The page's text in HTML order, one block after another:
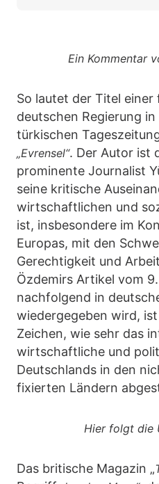
Ein Kommentar
So lautet der Titel
deutschen Regierung
türkischen
„Evrensel“. Der Autor ist
prominente Journalist
seine kritische
wirtschaftlichen und
ist, insbesondere im
Europas, mit den
Gerechtigkeit und
Özdemirs Artikel vom
nachfolgend in
wiedergegeben wird,
Zeichen, wie sehr das
wirtschaftliche und
Deutschlands in den
fixierten Ländern
Hier folgt die
Das britische Magazin „